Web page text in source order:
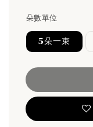
朵數單位
5朵一束